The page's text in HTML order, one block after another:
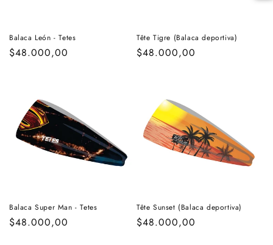
Balaca León - Tetes
Regular
$48.000,00
Tête Tigre (Balaca deportiva)
Regular
$48.000,00
Balaca Super Man - Tetes
Regular
$48.000,00
Tête Sunset (Balaca deportiva)
Regular
$48.000,00